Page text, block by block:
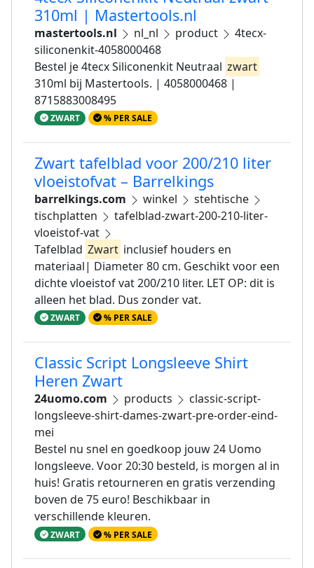
310ml | Mastertools.nl
mastertools.nl nl_nl product
4tecx-
siliconenkit-4058000468
Bestel je 4tecx Siliconenkit Neutraal zwart
310ml bij Mastertools. | 4058000468 |
8715883008495
ZWART % PER SALE
Zwart tafelblad voor 200/210 liter
vloeistofvat – Barrelkings
barrelkings.com winkel
stehtische
tischplatten
tafelblad-zwart-200-210-liter-
vloeistof-vat
Tafelblad Zwart inclusief houders en
materiaal| Diameter 80 cm. Geschikt voor een
dichte vloeistof vat 200/210 liter. LET OP: dit is
alleen het blad. Dus zonder vat.
ZWART % PER SALE
Classic Script Longsleeve Shirt
Heren Zwart
24uomo.com products
classic-script-
longsleeve-shirt-dames-zwart-pre-order-eind-
mei
Bestel nu snel en goedkoop jouw 24 Uomo
longsleeve. Voor 20:30 besteld, is morgen al in
huis! Gratis retourneren en gratis verzending
boven de 75 euro! Beschikbaar in
verschillende kleuren.
ZWART % PER SALE